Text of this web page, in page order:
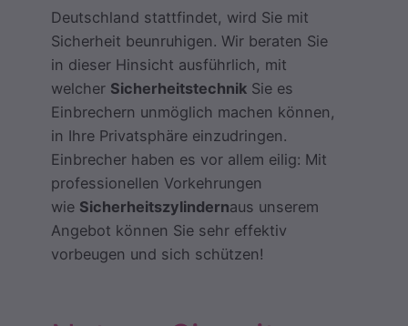
Deutschland stattfindet, wird Sie mit
Sicherheit beunruhigen. Wir beraten Sie
in dieser Hinsicht ausführlich, mit
welcher Sicherheitstechnik Sie es
Einbrechern unmöglich machen können,
in Ihre Privatsphäre einzudringen.
Einbrecher haben es vor allem eilig: Mit
professionellen Vorkehrungen
wie Sicherheitszylindernaus unserem
Angebot können Sie sehr effektiv
vorbeugen und sich schützen!